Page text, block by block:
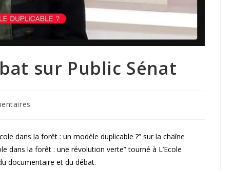
sur Public Sénat
dans la forêt : un modèle duplicable ?” sur la chaîne
dans la forêt : une révolution verte” tourné à L’Ecole
documentaire et du débat.